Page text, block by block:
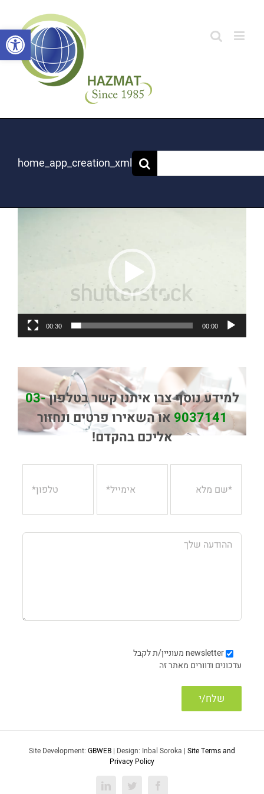
פתח
home_app_creation_xml
00:00
00:30
למידע נוסף צרו איתנו קשר בטלפון03-
9037141או השאירו פרטים ונחזור
אליכם בהקדם!
newsletter מעוניין/ת לקבל
עדכונים ודוורים מאתר זה
Site Development: GBWEB | Design: Inbal Soroka | Site Terms and
Privacy Policy
Facebook
Twitter
LinkedIn